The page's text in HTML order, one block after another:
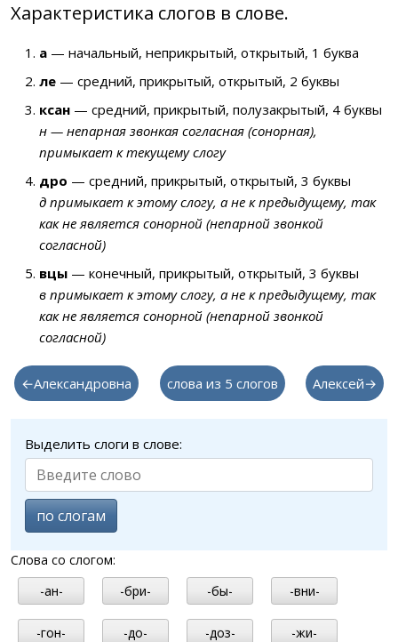
Характеристика слогов в слове.
а — начальный, неприкрытый, открытый, 1 буква
ле — средний, прикрытый, открытый, 2 буквы
ксан — средний, прикрытый, полузакрытый, 4 буквы
н — непарная звонкая согласная (сонорная),
примыкает к текущему слогу
дро — средний, прикрытый, открытый, 3 буквы
д примыкает к этому слогу, а не к предыдущему, так
как не является сонорной (непарной звонкой
согласной)
вцы — конечный, прикрытый, открытый, 3 буквы
в примыкает к этому слогу, а не к предыдущему, так
как не является сонорной (непарной звонкой
согласной)
←Александровна слова из 5 слогов Алексей→
Выделить слоги в слове:
по слогам
Слова со слогом:
-ан-
-бри- -бы- -вни-
-гон- -до- -доз- -жи-